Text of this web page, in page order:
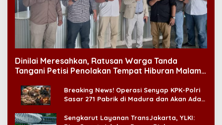
Dinilai Meresahkan, Ratusan Warga Tanda
Tangani Petisi Penolakan Tempat Hiburan Malam
Breaking News! Operasi Senyap KPK-Polri
Sasar 271 Pabrik di Madura dan Akan Ada
Sengkarut Layanan TransJakarta, YLKI: